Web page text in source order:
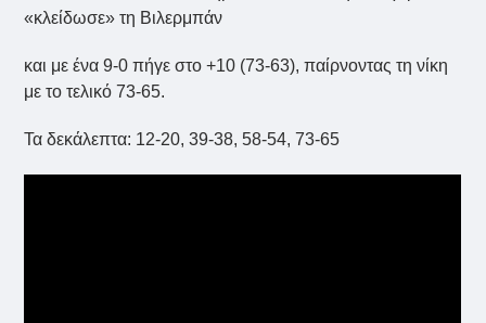
«κλείδωσε» τη Βιλερμπάν
και με ένα 9-0 πήγε στο +10 (73-63), παίρνοντας τη νίκη
με το τελικό 73-65.
Τα δεκάλεπτα: 12-20, 39-38, 58-54, 73-65